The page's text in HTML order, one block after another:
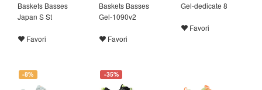
Baskets Basses
Japan S St
Favori
Baskets Basses
Gel-1090v2
Favori
Gel-dedicate 8
Favori
-8% -35%